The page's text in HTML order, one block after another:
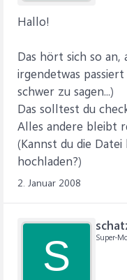
Hallo!
Das hört sich so
irgendetwas
schwer zu sagen...)
Das solltest du
Alles andere bleibt
(Kannst du die
hochladen?)
2. Januar 2008
S Super-